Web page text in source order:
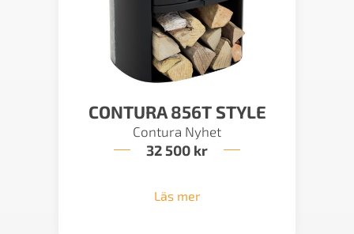
CONTURA 856T STYLE
Contura Nyhet
32 500 kr
Läs mer